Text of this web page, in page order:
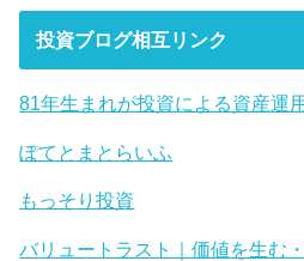
投資ブログ相互リンク
81年生まれが投資による資産運
ぽてとまとらいふ
もっそり投資
バリュートラスト｜価値を生む